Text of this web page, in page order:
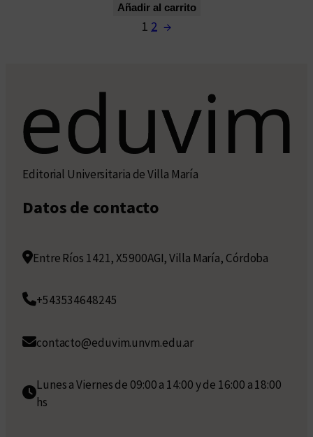
Añadir al carrito
1 2 →
Editorial Universitaria de Villa María
Datos de contacto
Entre Ríos 1421, X5900AGI, Villa María, Córdoba
+543534648245
contacto@eduvim.unvm.edu.ar
Lunes a Viernes de 09:00 a 14:00 y de 16:00 a 18:00
hs